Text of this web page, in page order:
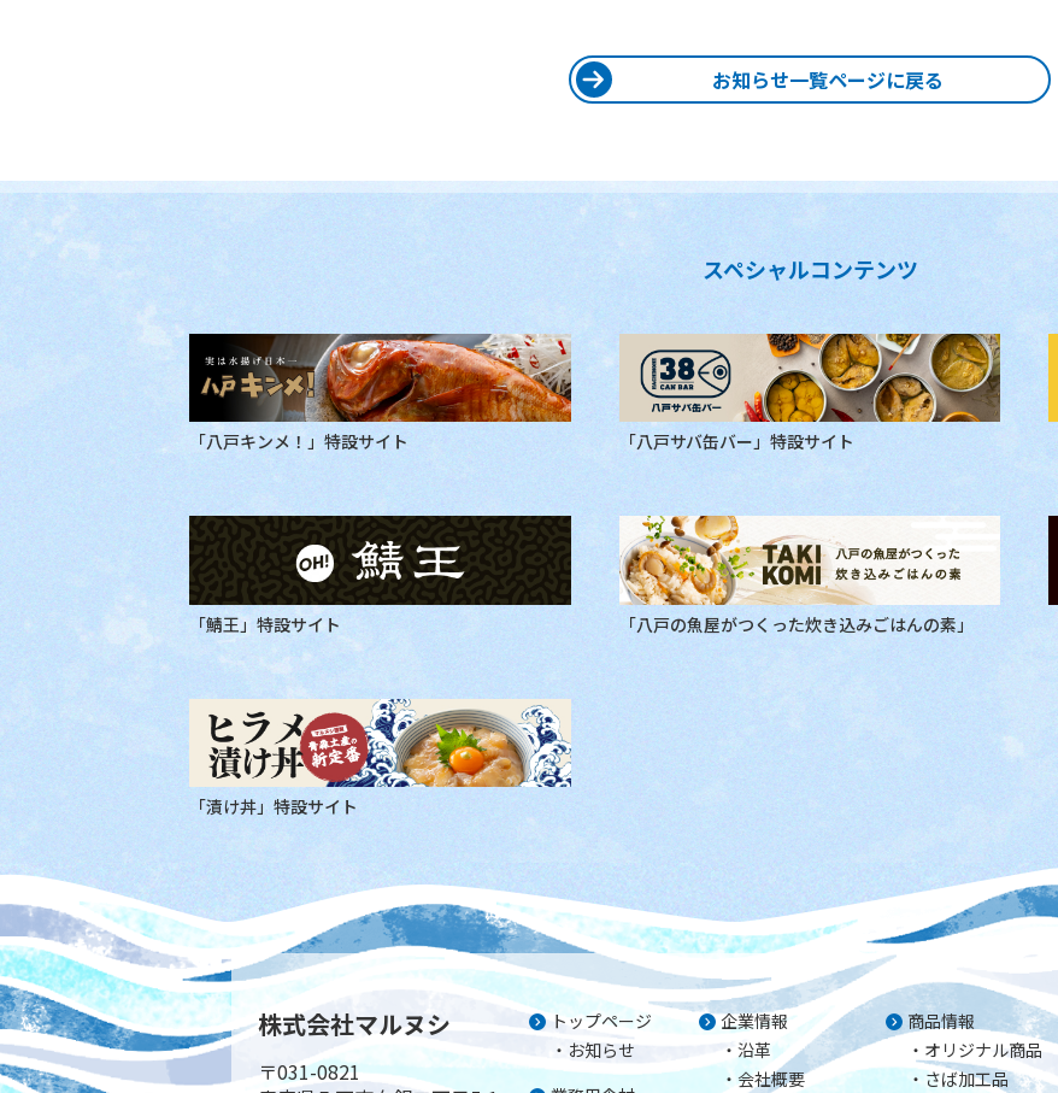
お知らせ一覧ページに戻る
スペシャルコンテンツ
「八戸キンメ！」特設サイト 「八戸サバ缶バー」特設サイト
「鯖王」特設サイト 「八戸の魚屋がつくった炊き込みごはんの素」
「漬け丼」特設サイト
株式会社マルヌシ
〒031-0821
トップページ
お知らせ
企業情報
沿革
会社概要
商品情報
オリジナル商品
さば加工品